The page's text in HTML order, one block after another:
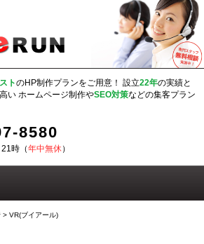
トのHP制作プランをご用意！ 設立22年の実績と
い ホームページ制作やSEO対策などの集客プラン
8580
時（年中無休）
> VR(ブイアール)